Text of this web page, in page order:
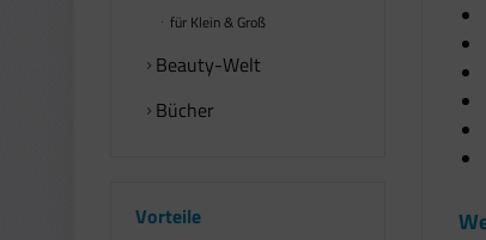
für Klein & Groß
Beauty-Welt
Bücher
Vorteile